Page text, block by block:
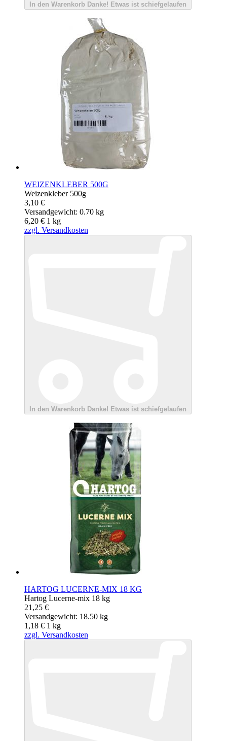
In den Warenkorb Danke! Etwas ist schiefgelaufen
WEIZENKLEBER 500G
Weizenkleber 500g
3,10 €
Versandgewicht: 0.70 kg
6,20 € 1 kg
zzgl. Versandkosten
In den Warenkorb Danke! Etwas ist schiefgelaufen
HARTOG LUCERNE-MIX 18 KG
Hartog Lucerne-mix 18 kg
21,25 €
Versandgewicht: 18.50 kg
1,18 € 1 kg
zzgl. Versandkosten